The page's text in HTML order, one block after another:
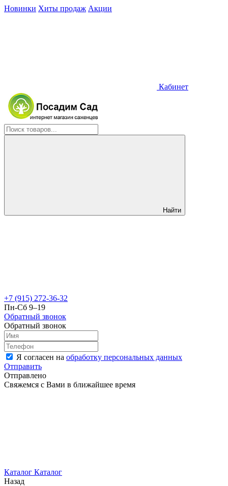
Новинки Хиты продаж Акции
Кабинет
Найти
+7 (915) 272-36-32
Пн-Сб 9–19
Обратный звонок
Обратный звонок
Я согласен на обработку персональных данных
Отправить
Отправлено
Свяжемся с Вами в ближайшее время
Каталог Каталог
Назад